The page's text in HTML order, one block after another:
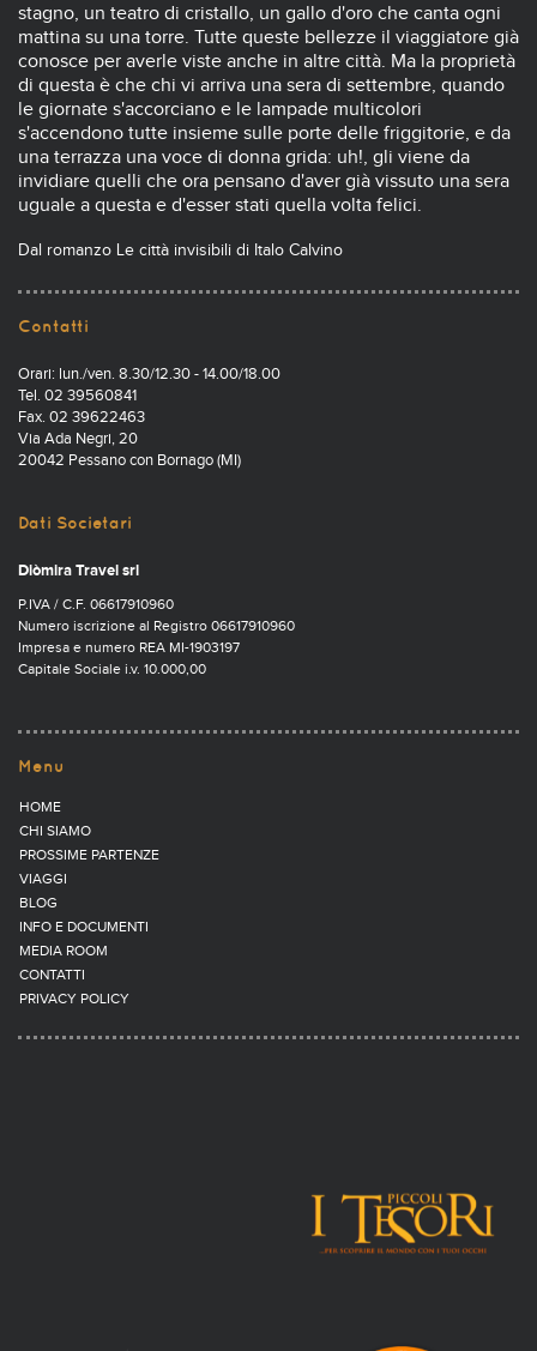
stagno, un teatro di cristallo, un gallo d'oro che canta ogni
mattina su una torre. Tutte queste bellezze il viaggiatore già
conosce per averle viste anche in altre città. Ma la proprietà
di questa è che chi vi arriva una sera di settembre, quando
le giornate s'accorciano e le lampade multicolori
s'accendono tutte insieme sulle porte delle friggitorie, e da
una terrazza una voce di donna grida: uh!, gli viene da
invidiare quelli che ora pensano d'aver già vissuto una sera
uguale a questa e d'esser stati quella volta felici.
Dal romanzo Le città invisibili di Italo Calvino
Contatti
Orari: lun./ven. 8.30/12.30 - 14.00/18.00
Tel. 02 39560841
Fax. 02 39622463
Via Ada Negri, 20
20042 Pessano con Bornago (MI)
Dati Societari
Diòmira Travel srl
P.IVA / C.F. 06617910960
Numero iscrizione al Registro 06617910960
Impresa e numero REA MI-1903197
Capitale Sociale i.v. 10.000,00
Menu
HOME
CHI SIAMO
PROSSIME PARTENZE
VIAGGI
BLOG
INFO E DOCUMENTI
MEDIA ROOM
CONTATTI
PRIVACY POLICY